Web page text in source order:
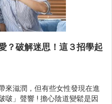
？破解迷思！這３招學起
來滋潤，但有些女性發現在進
心陰道變鬆是因